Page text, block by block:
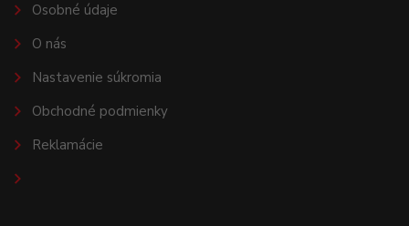
Osobné údaje
O nás
Nastavenie súkromia
Obchodné podmienky
Reklamácie